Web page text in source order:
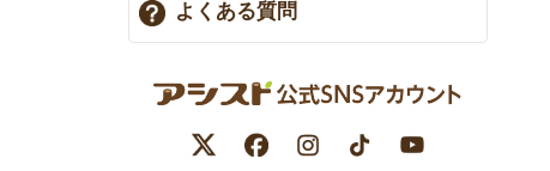
よくある質問